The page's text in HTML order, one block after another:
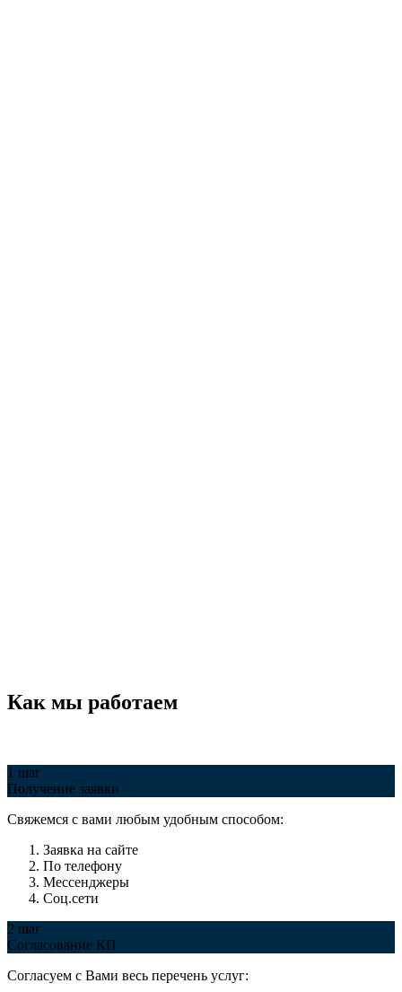
Как мы работаем
1 шаг
Получение заявки
Свяжемся с вами любым удобным способом:
Заявка на сайте
По телефону
Мессенджеры
Соц.сети
2 шаг
Согласование КП
Согласуем с Вами весь перечень услуг: